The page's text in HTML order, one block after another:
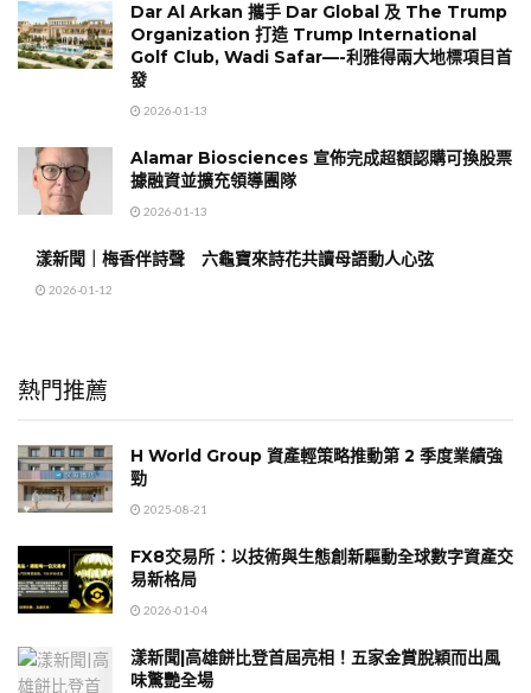
Dar Al Arkan 攜手 Dar Global 及 The Trump
Organization 打造 Trump International
Golf Club, Wadi Safar—-利雅得兩大地標項目首
發
2026-01-13
Alamar Biosciences 宣佈完成超額認購可換股票
據融資並擴充領導團隊
2026-01-13
漾新聞｜梅香伴詩聲 六龜寶來詩花共讀母語動人心弦
2026-01-12
熱門推薦
H World Group 資產輕策略推動第 2 季度業績強
勁
2025-08-21
FX8交易所：以技術與生態創新驅動全球數字資產交
易新格局
2026-01-04
漾新聞|高雄餅比登首屆亮相！五家金賞脫穎而出風
味驚艷全場